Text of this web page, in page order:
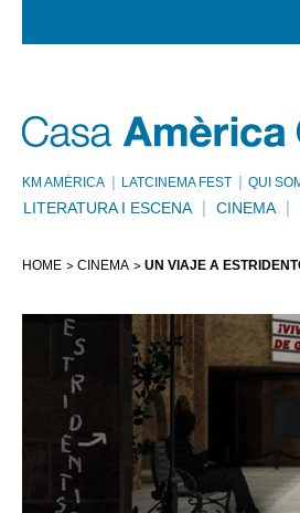
KM AMÈRICA LATCINEMA FEST QUI
LITERATURA I ESCENA CINEMA
HOME CINEMA UN VIAJE A